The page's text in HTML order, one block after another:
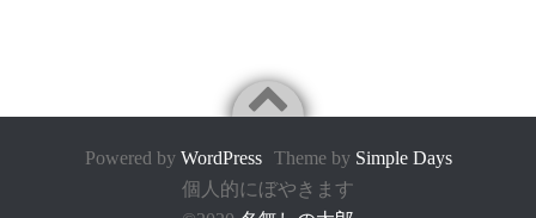
Powered by WordPress Theme by Simple Days
個人的にぼやきます